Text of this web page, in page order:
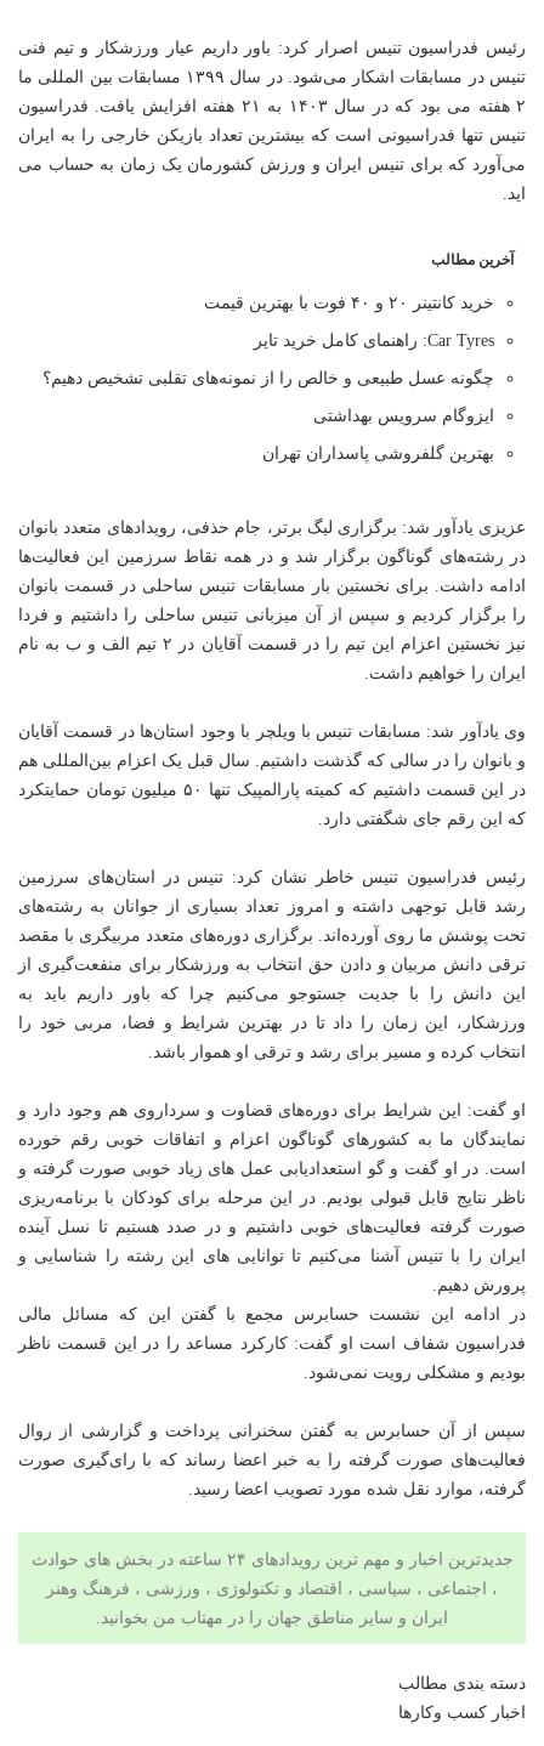
رئیس فدراسیون تنیس اصرار کرد: باور داریم عیار ورزشکار و تیم فنی
تنیس در مسابقات اشکار می‌شود. در سال ۱۳۹۹ مسابقات بین المللی ما
۲ هفته می بود که در سال ۱۴۰۳ به ۲۱ هفته افزایش یافت. فدراسیون
تنیس تنها فدراسیونی است که بیشترین تعداد بازیکن خارجی را به ایران
می‌آورد که برای تنیس ایران و ورزش کشورمان یک زمان به حساب می
اید.
آخرین مطالب
خرید کانتینر ۲۰ و ۴۰ فوت با بهترین قیمت
Car Tyres: راهنمای کامل خرید تایر
چگونه عسل طبیعی و خالص را از نمونه‌های تقلبی تشخیص دهیم؟
ایزوگام سرویس بهداشتی
بهترین گلفروشی پاسداران تهران
عزیزی یادآور شد: برگزاری لیگ برتر، جام‌ حذفی، رویدادهای متعدد بانوان
در رشته‌های گوناگون برگزار شد و در همه نقاط سرزمین این فعالیت‌ها
ادامه داشت. برای نخستین بار مسابقات تنیس ساحلی در قسمت بانوان
را برگزار کردیم و سپس از آن میزبانی تنیس ساحلی را داشتیم و فردا
نیز نخستین اعزام این تیم را در قسمت آقایان در ۲ تیم الف و ب به نام
ایران را خواهیم داشت.
وی یادآور شد: مسابقات تنیس با ویلچر با وجود استان‌ها در قسمت آقایان
و بانوان را در سالی که گذشت داشتیم. سال قبل یک اعزام بین‌المللی هم
در این قسمت داشتیم که کمیته پارالمپیک تنها ۵۰ میلیون تومان حمایتکرد
که این رقم جای شگفتی دارد.
رئیس فدراسیون تنیس خاطر نشان کرد: تنیس در استان‌های سرزمین
رشد قابل توجهی داشته‌ و امروز تعداد بسیاری از جوانان به رشته‌های
تحت پوشش ما روی آورده‌اند. برگزاری دوره‌های متعدد مربیگری با مقصد
ترقی دانش مربیان و دادن حق انتخاب به ورزشکار برای منفعت‌گیری از
این دانش را با جدیت جستوجو می‌کنیم چرا که باور داریم باید به
ورزشکار، این زمان را داد تا در بهترین شرایط و فضا، مربی خود را
انتخاب کرده و مسیر برای رشد و ترقی او هموار باشد.
او گفت: این شرایط برای دوره‌های قضاوت و سرداروی هم وجود دارد و
نمایندگان ما به کشورهای گوناگون اعزام و اتفاقات خوبی رقم خورده
است. در او گفت و گو استعدادیابی عمل های زیاد خوبی صورت گرفته و
ناظر نتایج قابل قبولی بودیم. در این مرحله برای کودکان با برنامه‌ریزی
صورت گرفته فعالیت‌های خوبی داشتیم و در صدد هستیم تا نسل آینده
ایران را با تنیس آشنا می‌کنیم تا توانایی های این رشته را شناسایی و
پرورش دهیم.
در ادامه این نشست حسابرس مجمع با گفتن این که مسائل مالی
فدراسیون شفاف است او گفت: کارکرد مساعد را در این قسمت ناظر
بودیم و مشکلی رویت نمی‌شود.
سپس از آن حسابرس به گفتن سخنرانی پرداخت و گزارشی از روال
فعالیت‌های صورت گرفته را به خبر
اعضا رساند که با رای‌گیری صورت
گرفته، موارد نقل شده مورد تصویب اعضا رسید.
جدیدترین اخبار و مهم ترین رویدادهای ۲۴ ساعته در بخش های حوادث
، اجتماعی ، سیاسی ، اقتصاد و تکنولوژی ، ورزشی ، فرهنگ وهنر
ایران و سایر مناطق جهان را در مهتاب من بخوانید.
دسته بندی مطالب
اخبار کسب وکارها